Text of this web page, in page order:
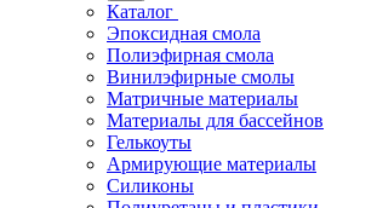
Каталог
Эпоксидная смола
Полиэфирная смола
Винилэфирные смолы
Матричные материалы
Материалы для бассейнов
Гелькоуты
Армирующие материалы
Силиконы